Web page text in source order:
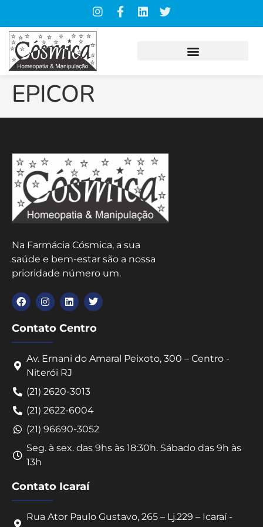
EPICOR
Na Farmácia Cósmica, a sua
saúde e bem-estar são a nossa
prioridade número um.
Contato Centro
Av. Ernani do Amaral Peixoto, 300 – Centro -
Niterói RJ
(21) 2620-3013
(21) 2622-6004
(21) 96690-3052
Seg. à sex. das 9hs às 18:30h. Sábado das 9h às
13h
Contato Icaraí
Rua Ator Paulo Gustavo, 265 – Lj.229 – Icaraí -